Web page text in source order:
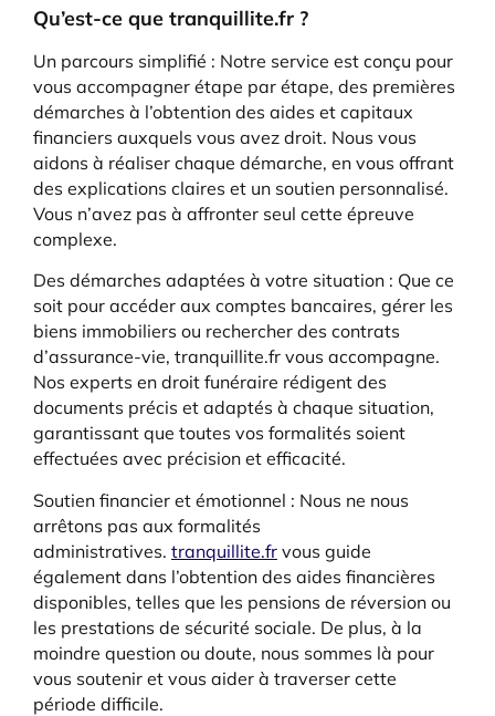
Qu’est-ce que tranquillite.fr ?
Un parcours simplifié : Notre service est conçu pour
vous accompagner étape par étape, des premières
démarches à l’obtention des aides et capitaux
financiers auxquels vous avez droit. Nous vous
aidons à réaliser chaque démarche, en vous offrant
des explications claires et un soutien personnalisé.
Vous n’avez pas à affronter seul cette épreuve
complexe.
Des démarches adaptées à votre situation : Que ce
soit pour accéder aux comptes bancaires, gérer les
biens immobiliers ou rechercher des contrats
d’assurance-vie, tranquillite.fr vous accompagne.
Nos experts en droit funéraire rédigent des
documents précis et adaptés à chaque situation,
garantissant que toutes vos formalités soient
effectuées avec précision et efficacité.
Soutien financier et émotionnel : Nous ne nous
arrêtons pas aux formalités
administratives. tranquillite.fr vous guide
également dans l’obtention des aides financières
disponibles, telles que les pensions de réversion ou
les prestations de sécurité sociale. De plus, à la
moindre question ou doute, nous sommes là pour
vous soutenir et vous aider à traverser cette
période difficile.